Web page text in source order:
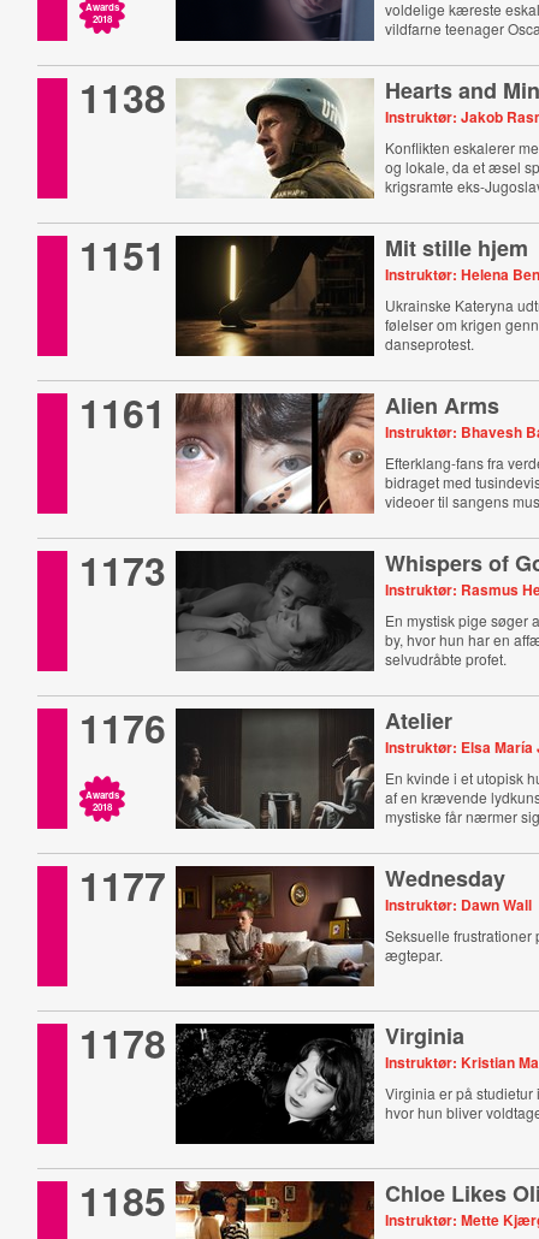
Awards
2018
voldelige kæreste
vildfarne teenager
1138 Hearts and
Instruktør: Jakob
Konflikten eskalerer
og lokale, da et æsel
krigsramte eks-
1151 Mit stille hjem
Instruktør: Helena
Ukrainske Kateryna
følelser om krigen
danseprotest.
1161 Alien Arms
Instruktør: Bhavesh
Efterklang-fans fra
bidraget med
videoer til sangens
1173 Whispers of
Instruktør: Rasmus
En mystisk pige søger
by, hvor hun har en
selvudråbte profet.
1176
Awards
2018
Atelier
Instruktør: Elsa
En kvinde i et utopisk
af en krævende
mystiske får nærmer
1177 Wednesday
Instruktør: Dawn Wall
Seksuelle frustrationer
ægtepar.
1178 Virginia
Instruktør: Kristian
Virginia er på studietur
hvor hun bliver
1185 Chloe Likes
Instruktør: Mette